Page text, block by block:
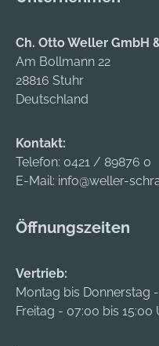
Ch. Otto Weller GmbH
Am Bollmann 22
28816 Stuhr
Deutschland
Kontakt:
Telefon: 0421 / 89876 0
E-Mail: info@weller-
Öffnungszeiten
Vertrieb:
Montag bis Donnerstag
Freitag - 07:00 bis 15:00